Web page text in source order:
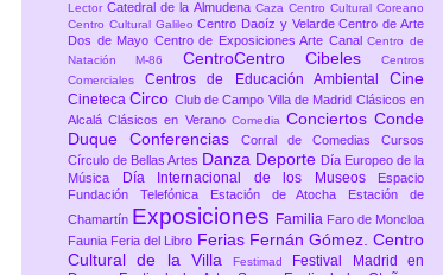
LectorCatedral de la Almudena Caza Centro Cultural Coreano
Centro Cultural GalileoCentro Daoíz y VelardeCentro de Arte
Dos de Mayo Centro de Exposiciones Arte CanalCentro de
Natación M-86 CentroCentro Cibeles
Centros
ComercialesCentros de Educación AmbientalCine
CinetecaCirco Club de Campo Villa de Madrid Clásicos en
AlcaláClásicos en Verano Comedia ConciertosConde
Duque Conferencias Corral de Comedias Cursos
Círculo de Bellas Artes Danza Deporte Día Europeo de la
Música
Día Internacional de los Museos
Espacio
Fundación Telefónica
Estación de Atocha
Estación de
Chamartín Exposiciones Familia Faro de Moncloa
Faunia Feria del Libro Ferias Fernán Gómez. Centro
Cultural de la VillaFestimad
Festival Madrid en